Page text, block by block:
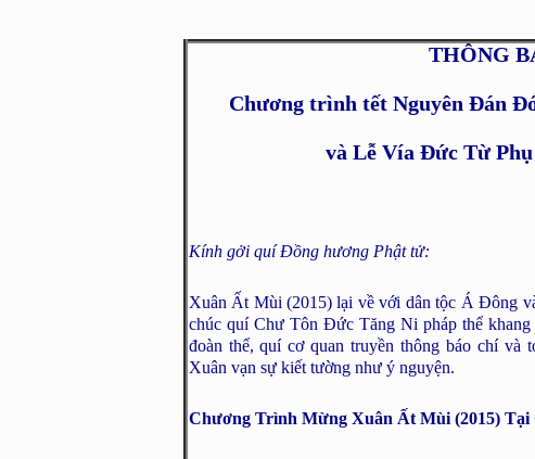
THÔNG
Chương trình tết Nguyên Đán
và Lễ Vía Đức Từ
Kính gởi quí Đồng hương Phật tử:
Xuân Ất Mùi (2015) lại về với dân tộc Á Đông
chúc quí Chư Tôn Đức Tăng Ni pháp thể
đoàn thể, quí cơ quan truyền thông báo chí và
Xuân vạn sự kiết tường như ý nguyện.
Chương Trình Mừng Xuân Ất Mùi (2015) Tại